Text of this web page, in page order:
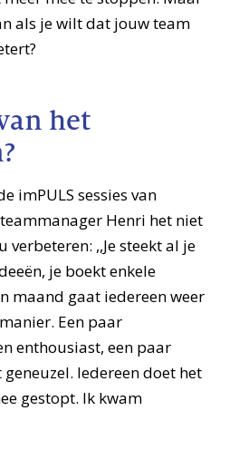
als je wilt dat jouw team
het
imPULS sessies van
Henri het niet
verbeteren: ,,Je steekt al je
je boekt enkele
maand gaat iedereen weer
Een paar
enthousiast, een paar
Iedereen doet het
gestopt. Ik kwam